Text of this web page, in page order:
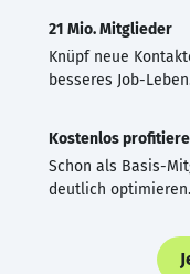
21 Mio. Mitglieder
Knüpf neue
besseres Job-
Kostenlos
Schon als Basis-
deutlich optimieren.